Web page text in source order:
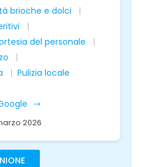
brioche e dolci
del personale
Pulizia locale
2026